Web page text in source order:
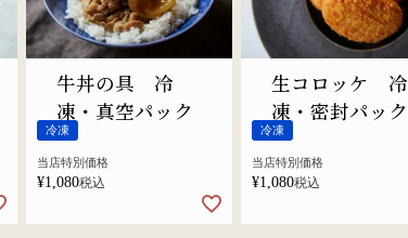
牛丼の具 冷
凍・真空パック
冷凍
当店特別価格
¥1,080税込
生コロッケ 冷
凍・密封パック
冷凍
当店特別価格
¥1,080税込